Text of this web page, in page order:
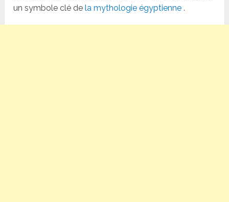
un symbole clé dela mythologie égyptienne .